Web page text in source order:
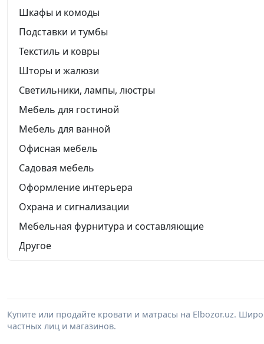
Шкафы и комоды
Подставки и тумбы
Текстиль и ковры
Шторы и жалюзи
Светильники, лампы, люстры
Мебель для гостиной
Мебель для ванной
Офисная мебель
Садовая мебель
Оформление интерьера
Охрана и сигнализации
Мебельная фурнитура и составляющие
Другое
Купите или продайте кровати и матрасы на Elbozor.uz.
частных лиц и магазинов.